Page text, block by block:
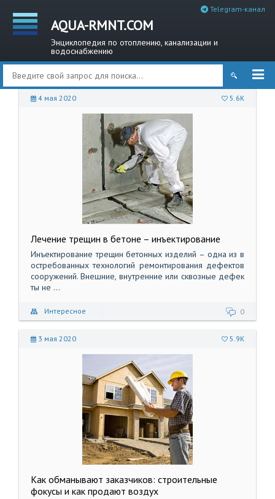
AQUA-RMNT.COM
Энциклопедия по отоплению, канализации и
водоснабжению
Telegram-канал
4 мая 2020 5.6K
Лечение трещин в бетоне – инъектирование
Инъектирование трещин бетонных изделий – одна из в
остребованных технологий ремонтирования дефектов
сооружений. Внешние, внутренние или сквозные дефек
ты не ...
Интересное 0
3 мая 2020 5.9K
Как обманывают заказчиков: строительные
фокусы и как продают воздух